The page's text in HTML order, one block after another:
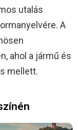
utalás
A
ahol a jármű és
mellett.